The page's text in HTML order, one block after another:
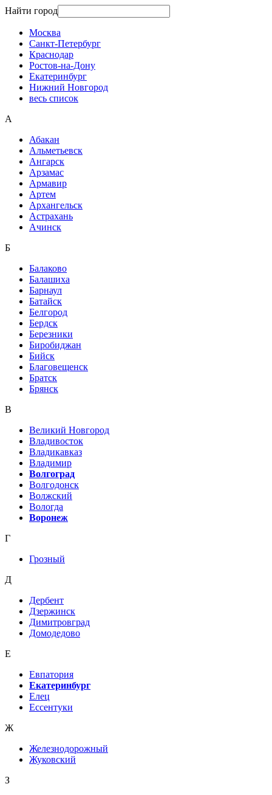
Найти город
Москва
Санкт-Петербург
Краснодар
Ростов-на-Дону
Екатеринбург
Нижний Новгород
весь список
А
Абакан
Альметьевск
Ангарск
Арзамас
Армавир
Артем
Архангельск
Астрахань
Ачинск
Б
Балаково
Балашиха
Барнаул
Батайск
Белгород
Бердск
Березники
Биробиджан
Бийск
Благовещенск
Братск
Брянск
В
Великий Новгород
Владивосток
Владикавказ
Владимир
Волгоград
Волгодонск
Волжский
Вологда
Воронеж
Г
Грозный
Д
Дербент
Дзержинск
Димитровград
Домодедово
Е
Евпатория
Екатеринбург
Елец
Ессентуки
Ж
Железнодорожный
Жуковский
З